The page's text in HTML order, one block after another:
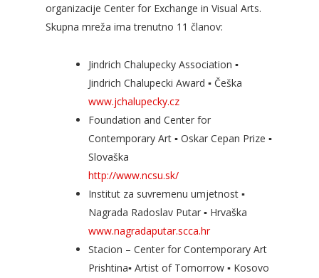
organizacije Center for Exchange in Visual Arts.
Skupna mreža ima trenutno 11 članov:
Jindrich Chalupecky Association ▪
Jindrich Chalupecki Award ▪ Češka
www.jchalupecky.cz
Foundation and Center for
Contemporary Art ▪ Oskar Cepan Prize ▪
Slovaška
http://www.ncsu.sk/
Institut za suvremenu umjetnost ▪
Nagrada Radoslav Putar ▪ Hrvaška
www.nagradaputar.scca.hr
Stacion – Center for Contemporary Art
Prishtina▪ Artist of Tomorrow ▪ Kosovo